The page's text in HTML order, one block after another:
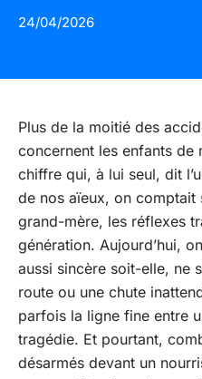
24/04/2026
Plus de la moitié des
concernent les enfants de
chiffre qui, à lui seul, dit
de nos aïeux, on comptait
grand-mère, les réflexes
génération. Aujourd’hui,
aussi sincère soit-elle, ne
route ou une chute
parfois la ligne fine entre
tragédie. Et pourtant,
désarmés devant un